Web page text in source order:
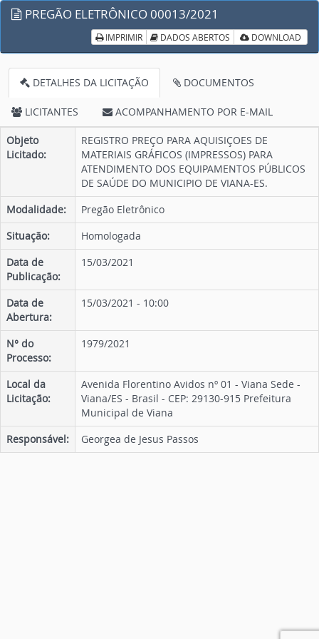
PREGÃO ELETRÔNICO 00013/2021
IMPRIMIR DADOS ABERTOS DOWNLOAD
DETALHES DA LICITAÇÃO DOCUMENTOS
LICITANTES ACOMPANHAMENTO POR E-MAIL
Objeto
Licitado:
REGISTRO PREÇO PARA AQUISIÇOES DE
MATERIAIS GRÁFICOS (IMPRESSOS) PARA
ATENDIMENTO DOS EQUIPAMENTOS PÚBLICOS
DE SAÚDE DO MUNICIPIO DE VIANA-ES.
Modalidade:
Pregão Eletrônico
Situação:
Homologada
Data de
Publicação:
15/03/2021
Data de
Abertura:
15/03/2021 - 10:00
N° do
Processo:
1979/2021
Local da
Licitação:
Avenida Florentino Avidos nº 01 - Viana Sede -
Viana/ES - Brasil - CEP: 29130-915 Prefeitura
Municipal de Viana
Responsável:
Georgea de Jesus Passos